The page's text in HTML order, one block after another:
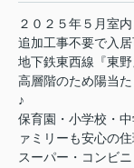
２０２５年５月室
追加工事不要で入
地下鉄東西線『東
高層階のため陽当
♪
保育園・小学校・
ァミリーも安心の
スーパー・コンビ